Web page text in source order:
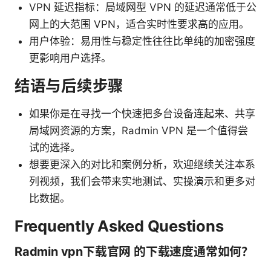
VPN 延迟指标：局域网型 VPN 的延迟通常低于公
网上的大范围 VPN，适合实时性要求高的应用。
用户体验：易用性与稳定性往往比单纯的加密强度
更影响用户选择。
结语与后续步骤
如果你是在寻找一个快速把多台设备连起来、共享
局域网资源的方案，Radmin VPN 是一个值得尝
试的选择。
想要更深入的对比和案例分析，欢迎继续关注本系
列视频，我们会带来实地测试、实操演示和更多对
比数据。
Frequently Asked Questions
Radmin vpn下载官网 的下载速度通常如何？